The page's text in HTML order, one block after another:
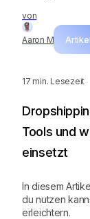
von
Aaron M
17 min. Lesezeit
Tools und
einsetzt
In diesem
du nutzen
erleichtern.